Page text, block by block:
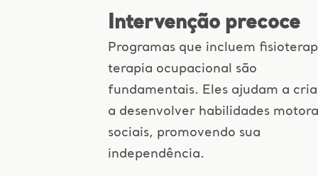
Intervenção precoce
Programas que incluem
terapia ocupacional são
fundamentais. Eles ajudam a
a desenvolver habilidades
sociais, promovendo sua
independência.